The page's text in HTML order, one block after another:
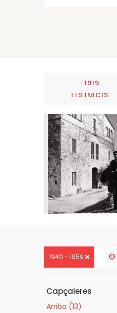
-1919
ELS INICIS
1940 - 1959
Capçaleres
Arriba (13)